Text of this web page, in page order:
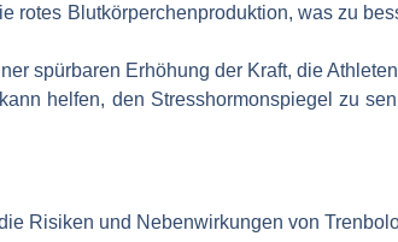
rotes Blutkörperchenproduktion, was zu
spürbaren Erhöhung der Kraft, die
helfen, den Stresshormonspiegel zu
Risiken und Nebenwirkungen von